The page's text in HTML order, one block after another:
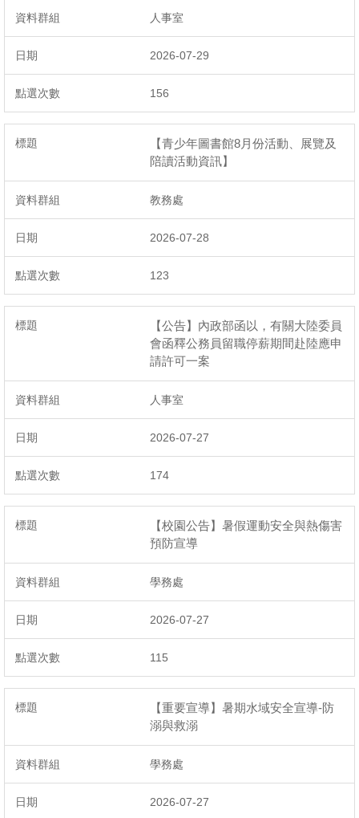
人事室
2026-07-29
156
【青少年圖書館8月份活動、展覽及
陪讀活動資訊】
教務處
2026-07-28
123
【公告】內政部函以，有關大陸委員
會函釋公務員留職停薪期間赴陸應申
請許可一案
人事室
2026-07-27
174
【校園公告】暑假運動安全與熱傷害
預防宣導
學務處
2026-07-27
115
【重要宣導】暑期水域安全宣導-防
溺與救溺
學務處
2026-07-27